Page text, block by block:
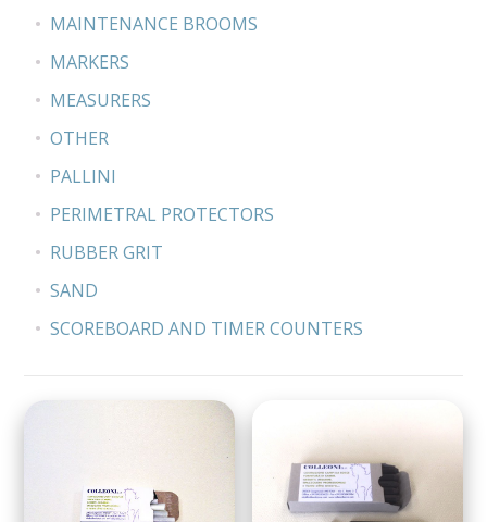
MAINTENANCE BROOMS
MARKERS
MEASURERS
OTHER
PALLINI
PERIMETRAL PROTECTORS
RUBBER GRIT
SAND
SCOREBOARD AND TIMER COUNTERS